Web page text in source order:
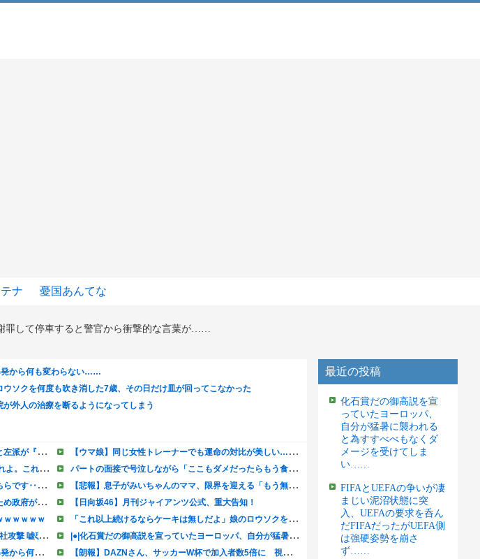
ナ 憂国あんてな
罪して停車すると警官から衝撃的な言葉が……
最近の投稿
化石賞だの御高説を宣
っていたヨーロッパ、
自分が猛暑に襲われる
と為すすべべもなくダ
メージを受けてしま
い……
FIFAとUEFAの争いが凄
まじい泥沼状態に突
入、UEFAの要求を呑ん
だFIFAだったがUEFA側
は強硬姿勢を崩さ
ず……